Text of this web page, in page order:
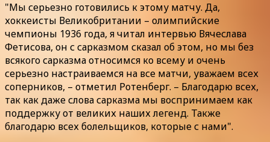
"Мы серьезно готовились к этому матчу. Да,
хоккеисты Великобритании – олимпийские
чемпионы 1936 года, я читал интервью Вячеслава
Фетисова, он с сарказмом сказал об этом, но мы без
всякого сарказма относимся ко всему и очень
серьезно настраиваемся на все матчи, уважаем всех
соперников, – отметил Ротенберг. – Благодарю всех,
так как даже слова сарказма мы воспринимаем как
поддержку от великих наших легенд. Также
благодарю всех болельщиков, которые с нами".